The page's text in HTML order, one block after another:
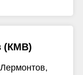
(КМВ)